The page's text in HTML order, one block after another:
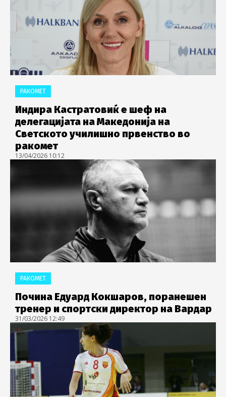
РАКОМЕТ
Индира Кастратовиќ е шеф на
делегацијата на Македонија на
Светското училишно првенство во
ракомет
13/04/2026 10:12
РАКОМЕТ
Почина Едуард Кокшаров, поранешен
тренер и спортски директор на Вардар
31/03/2026 12:49